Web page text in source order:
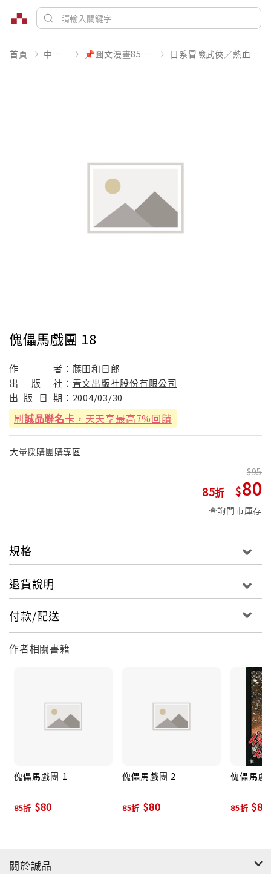
首頁 中文書 📌圖文漫畫85折起 日系冒險武俠／熱血運動
傀儡馬戲團 18
作 者： 藤田和日郎
出
版 社： 青文出版社股份有限公司
出 版 日 期： 2004/03/30
刷誠品聯名卡 ，天天享最高7%回饋
大量採購團購專區
85
95
80
查詢門市庫存
規格
退貨說明
付款/配送
作者相關書籍
傀儡馬戲團 1
85折 $80
傀儡馬戲團 2
85折 $80
傀儡馬戲
85折 $80
關於誠品